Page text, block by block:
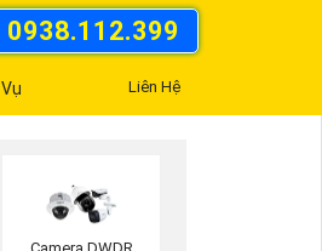
0938.112.399
Liên Hệ